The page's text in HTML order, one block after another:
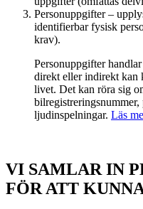
Personuppgifter –
identifierbar fysisk
krav).
Personuppgifter
direkt eller indirekt kan
livet. Det kan röra sig
ljudinspelningar. Läs
VI SAMLAR IN
FÖR ATT